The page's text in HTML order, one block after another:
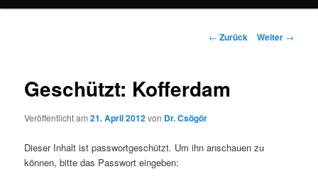
Beitrags-
← Zurück Weiter →
Geschützt: Kofferdam
Veröffentlicht am21. April 2012von Dr. Csögör
Dieser Inhalt ist passwortgeschützt. Um ihn anschauen zu
können, bitte das Passwort eingeben: